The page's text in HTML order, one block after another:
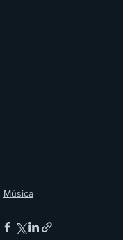
Música